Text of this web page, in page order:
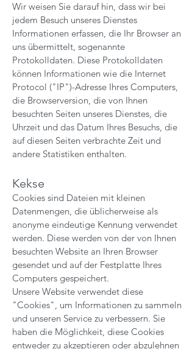
Wir weisen Sie darauf hin, dass wir bei
jedem Besuch unseres Dienstes
Informationen erfassen, die Ihr Browser an
uns übermittelt, sogenannte
Protokolldaten. Diese Protokolldaten
können Informationen wie die Internet
Protocol ("IP")-Adresse Ihres Computers,
die Browserversion, die von Ihnen
besuchten Seiten unseres Dienstes, die
Uhrzeit und das Datum Ihres Besuchs, die
auf diesen Seiten verbrachte Zeit und
andere Statistiken enthalten.
Kekse
Cookies sind Dateien mit kleinen
Datenmengen, die üblicherweise als
anonyme eindeutige Kennung verwendet
werden. Diese werden von der von Ihnen
besuchten Website an Ihren Browser
gesendet und auf der Festplatte Ihres
Computers gespeichert.
Unsere Website verwendet diese
"Cookies", um Informationen zu sammeln
und unseren Service zu verbessern. Sie
haben die Möglichkeit, diese Cookies
entweder zu akzeptieren oder abzulehnen